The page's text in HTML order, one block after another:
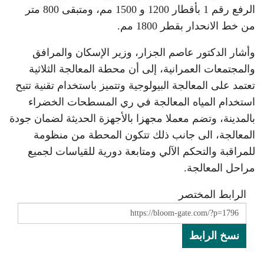
الرفع رقم 1 بأقطار 1200 و 1500 مم، ومتبقى 800 متر
من خط الانحدار بقطر 1800 مم.
وأشار الدكتور عاصم الجزار، وزير الإسكان والمرافق
والمجتمعات العمرانية، إلى أن محطة المعالجة الثلاثية
تعتمد على المعالجة البيولوجية وتتميز باستخدام تقنية تتيح
استخدام المياه المعالجة في ري المسطحات الخضراء
بالمدينة، وتضم معملا مجهزا بالأجهزة الحديثة لضمان جودة
المعالجة، الى جانب ذلك تتكون المحطة من منظومة
للمراقبة والتحكم الآلي ومتابعة دورية للقياسات لجميع
مراحل المعالجة.
الرابط المختصر
نسخ الرابط